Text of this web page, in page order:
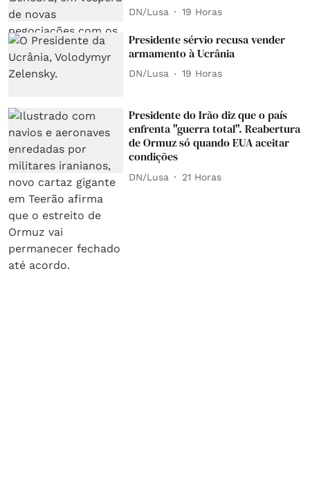
DN/Lusa 19 Horas
Presidente sérvio recusa vender
armamento à Ucrânia
DN/Lusa 19 Horas
Presidente do Irão diz que o país
enfrenta "guerra total". Reabertura
de Ormuz só quando EUA aceitar
condições
DN/Lusa 21 Horas